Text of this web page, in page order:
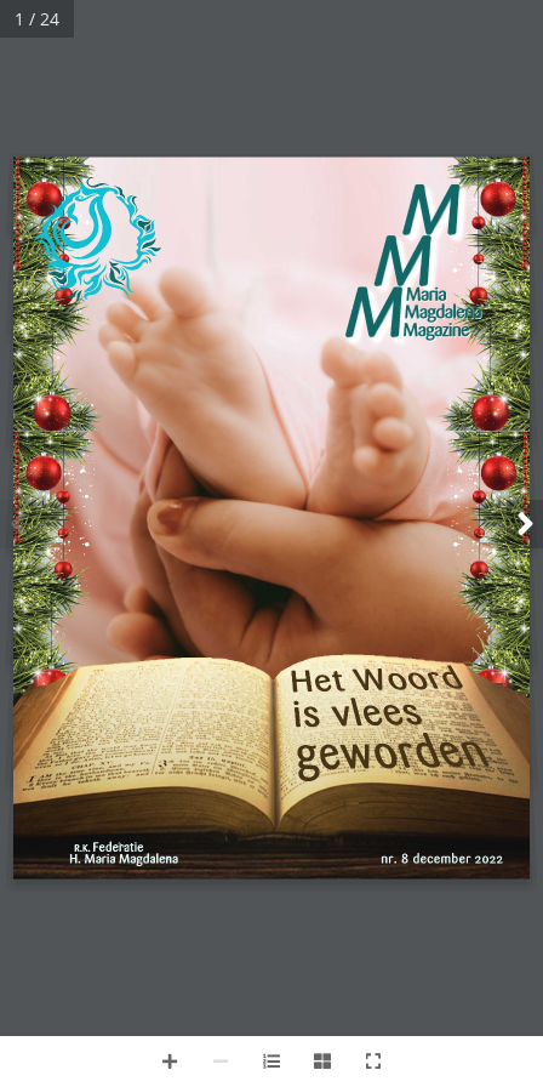
1 / 24